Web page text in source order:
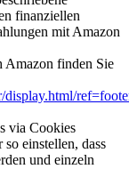
finanziellen
mit Amazon
Amazon finden Sie
display.html/
via Cookies
einstellen, dass
und einzeln